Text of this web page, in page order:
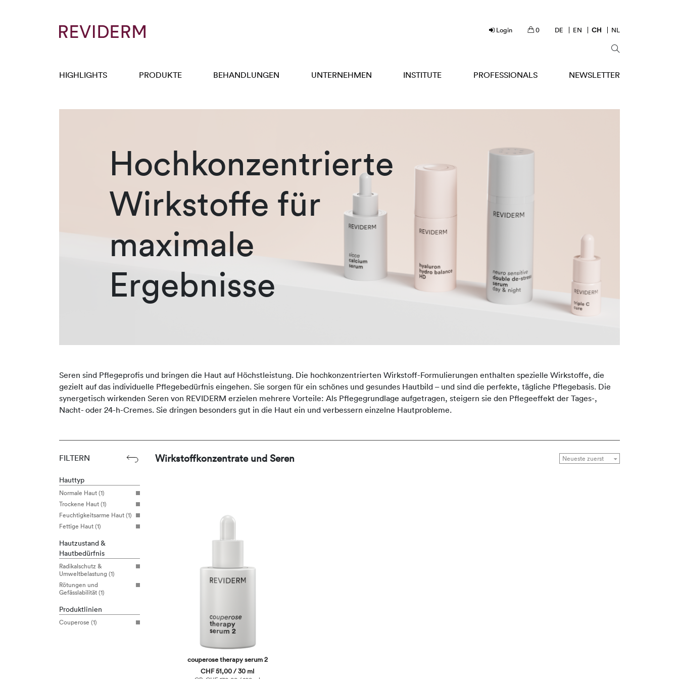
Login 0 DE EN CH NL
HIGHLIGHTS PRODUKTE BEHANDLUNGEN UNTERNEHMEN INSTITUTE PROFESSIONALS NEWSLETTER
Hochkonzentrierte
Wirkstoffe für
maximale
Ergebnisse
Seren sind Pflegeprofis und bringen die Haut auf Höchstleistung. Die hochkonzentrierten Wirkstoff-Formulierungen enthalten spezielle Wirkstoffe, die
gezielt auf das individuelle Pflegebedürfnis eingehen. Sie sorgen für ein schönes und gesundes Hautbild – und sind die perfekte, tägliche Pflegebasis. Die
synergetisch wirkenden Seren von REVIDERM erzielen mehrere Vorteile: Als Pflegegrundlage aufgetragen, steigern sie den Pflegeeffekt der Tages-,
Nacht- oder 24-h-Cremes. Sie dringen besonders gut in die Haut ein und verbessern einzelne Hautprobleme.
FILTERN
Hauttyp
Normale Haut (1)
Trockene Haut (1)
Feuchtigkeitsarme Haut (1)
Fettige Haut (1)
Hautzustand &
Hautbedürfnis
Radikalschutz &
Umweltbelastung (1)
Rötungen und
Gefässlabilität (1)
Produktlinien
Couperose (1)
Wirkstoffkonzentrate und Seren
couperose therapy serum 2
CHF 51,00 / 30 ml